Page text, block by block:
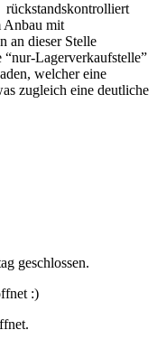
rückstandskontrolliert
Anbau mit
an dieser Stelle
“nur-Lagerverkaufstelle”
welcher eine
zugleich eine deutliche
geschlossen.
:)